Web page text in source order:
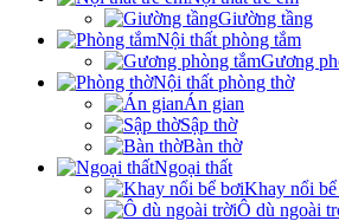
Giường tầng
Nội thất phòng tắm
Gương
Nội thất phòng thờ
Án gian
Sập thờ
Bàn thờ
Ngoại thất
Khay nổi
Ô dù ngoài